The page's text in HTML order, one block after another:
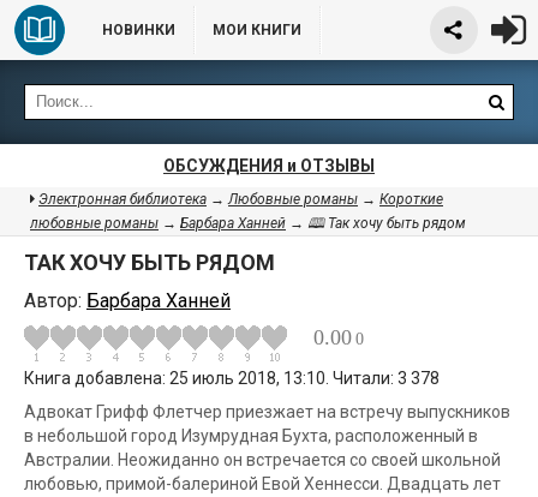
НОВИНКИ МОИ КНИГИ
ОБСУЖДЕНИЯ и ОТЗЫВЫ
Электронная библиотека →Любовные романы → Короткие
любовные романы → Барбара Ханней → 🕮 Так хочу быть рядом
ТАК ХОЧУ БЫТЬ РЯДОМ
Автор: Барбара Ханней
0.00 0
Книга добавлена: 25 июль 2018, 13:10. Читали: 3 378
Адвокат Грифф Флетчер приезжает на встречу выпускников
в небольшой город Изумрудная Бухта, расположенный в
Австралии. Неожиданно он встречается со своей школьной
любовью, примой-балериной Евой Хеннесси. Двадцать лет